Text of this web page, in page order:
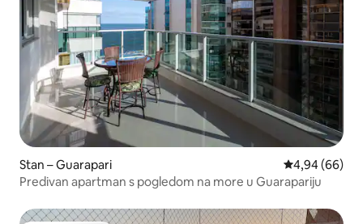
Stan – Guarapari Prosječna
4,94 (66)
Predivan apartman s pogledom na more u Guarapariju